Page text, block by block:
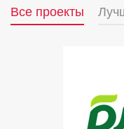
Все проекты